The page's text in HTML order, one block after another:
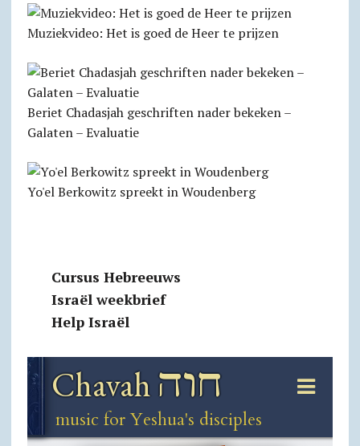
Muziekvideo: Het is goed de Heer te prijzen
Beriet Chadasjah geschriften nader bekeken –
Galaten – Evaluatie
Yo'el Berkowitz spreekt in Woudenberg
Cursus Hebreeuws
Israël weekbrief
Help Israël